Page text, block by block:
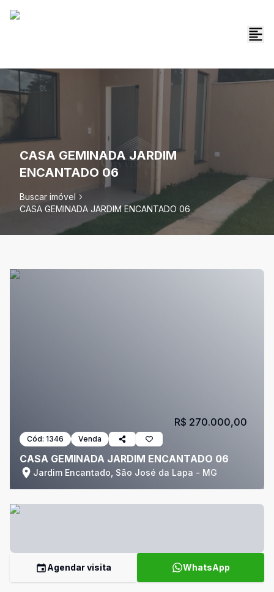
CASA GEMINADA JARDIM
ENCANTADO 06
Buscar imóvel
CASA GEMINADA JARDIM ENCANTADO 06
Cód: 1346 Venda
CASA GEMINADA JARDIM ENCANTADO 06
Jardim Encantado, São José da Lapa - MG
R$ 270.000,00
Agendar visita WhatsApp